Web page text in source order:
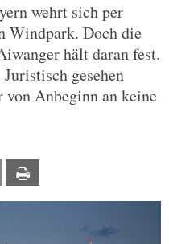
wehrt sich per
Windpark. Doch die
hält daran fest.
gesehen
Anbeginn an keine
Email